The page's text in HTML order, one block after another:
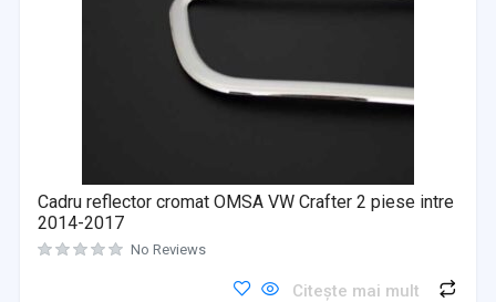
Cadru reflector cromat OMSA VW Crafter 2 piese intre
2014-2017
No Reviews
Citește mai mult